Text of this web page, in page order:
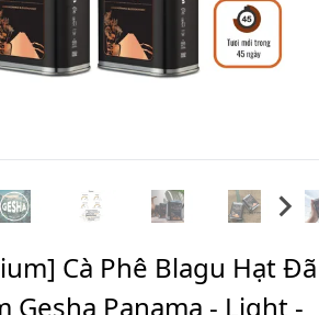
Cà Phê Blagu Hạt Đã
Gesha Panama - Light -